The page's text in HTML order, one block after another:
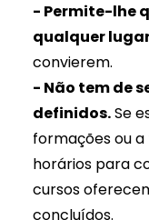
- Permite-lhe
qualquer
convierem.
- Não tem de
definidos.Se
formações ou
horários para
cursos
concluídos.